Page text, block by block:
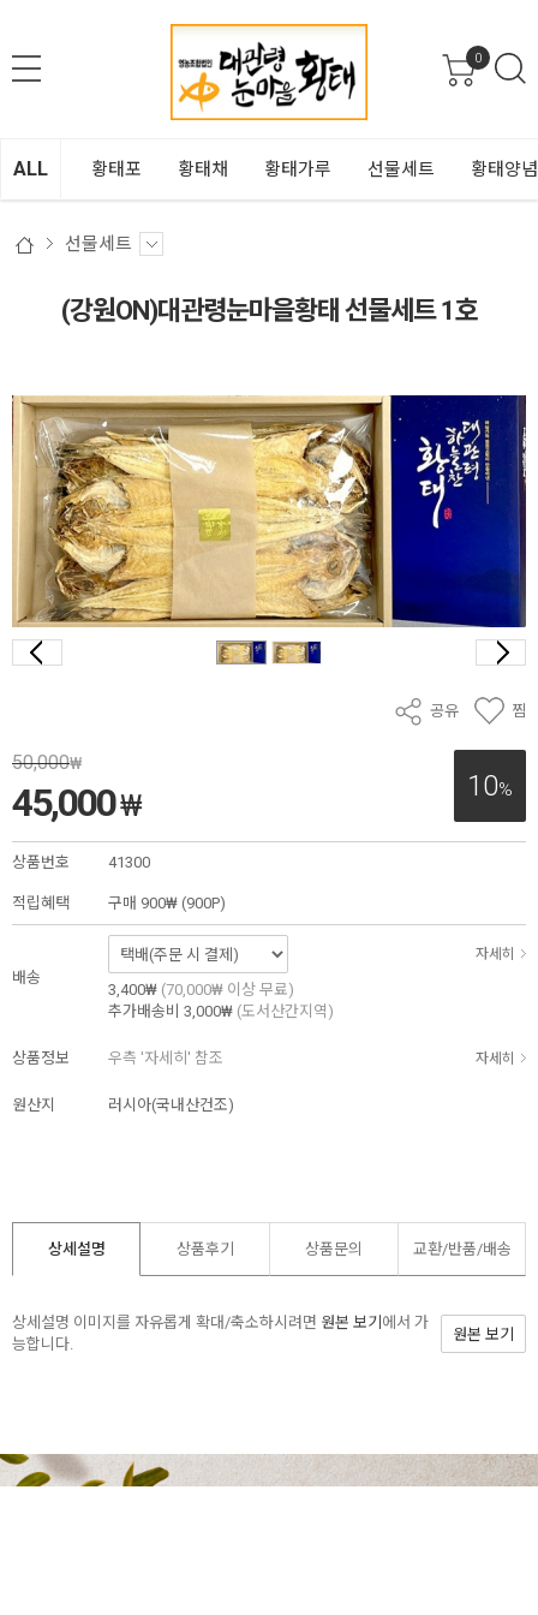
0
ALL 황태포 황태채 황태가루 선물세트 황태양
선물세트
(강원ON)대관령눈마을황태 선물세트 1호
공유 찜
10%
50,000₩
45,000₩
상품번호 41300
적립혜택 구매 900₩ (900P)
배송
자세히
3,400₩ (70,000₩ 이상 무료)
추가배송비 3,000₩ (도서산간지역)
상품정보 우측 '자세히' 참조 자세히
원산지 러시아(국내산건조)
상세설명 상품후기 상품문의 교환/반품/배송
상세설명 이미지를 자유롭게 확대/축소하시려면 원본 보기에서 가
능합니다.
원본 보기